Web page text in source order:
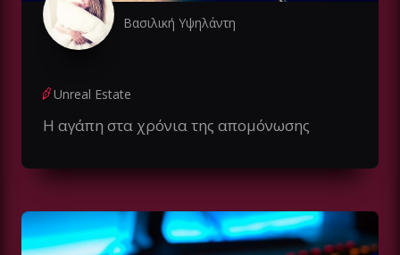
Βασιλική Υψηλάντη
Unreal Estate
Η αγάπη στα χρόνια της απομόνωσης